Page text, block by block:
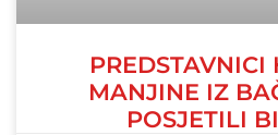
PREDSTAVNICI
MANJINE IZ
POSJETILI